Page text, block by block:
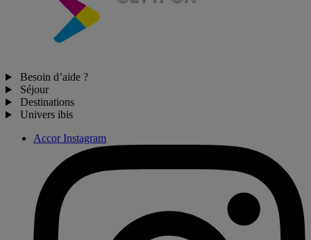
Besoin d’aide ?
Séjour
Destinations
Univers ibis
Accor Instagram